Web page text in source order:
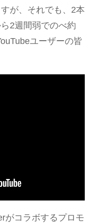
が、それでも、2本
2週間弱でのべ約
ユーザーの皆
がコラボするプロモ